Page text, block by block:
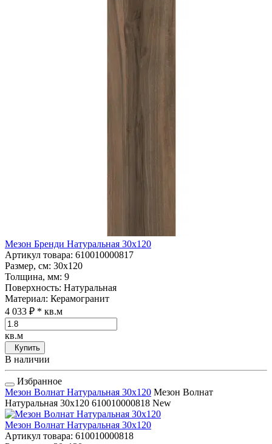
Мезон Бренди Натуральная 30x120
Артикул товара: 610010000817
Размер, см: 30x120
Толщина, мм: 9
Поверхность: Натуральная
Материал: Керамогранит
4 033 ₽ * кв.м
кв.м
Купить
В наличии
Избранное
Мезон Волнат Натуральная 30x120 Мезон Волнат
Натуральная 30x120 610010000818 New
Мезон Волнат Натуральная 30x120
Артикул товара: 610010000818